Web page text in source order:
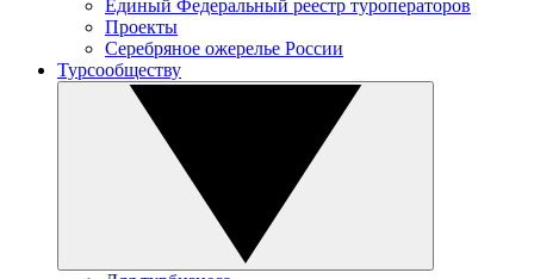
Единый Федеральный реестр туроператоров
Проекты
Серебряное ожерелье России
Турсообществу